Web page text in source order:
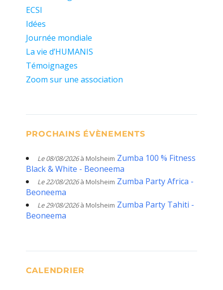
ECSI
Idées
Journée mondiale
La vie d’HUMANIS
Témoignages
Zoom sur une association
PROCHAINS ÉVÈNEMENTS
Le 08/08/2026à Molsheim Zumba 100 % Fitness
Black & White - Beoneema
Le 22/08/2026à Molsheim Zumba Party Africa -
Beoneema
Le 29/08/2026à Molsheim Zumba Party Tahiti -
Beoneema
CALENDRIER